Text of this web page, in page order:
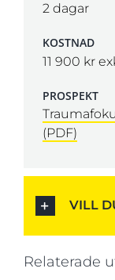
2 dagar
KOSTNAD
11 900 kr
PROSPEKT
(PDF)
VILL
Relaterade